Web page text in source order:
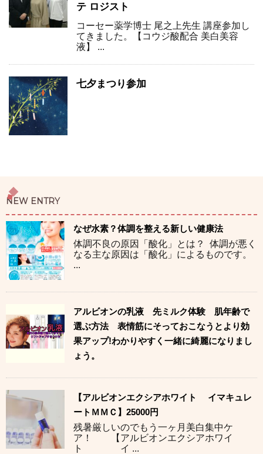
テ ロジスト
コーセー薬学博士 尾之上先生 講座参加し
てきました。【コウジ酸配合 美白美容
液】 ...
七夕まつり参加
NEW ENTRY
なぜ水素？体調を整える新しい健康法
体調不良の原因「酸化」とは？ 体調が悪く
なる主な原因は「酸化」によるものです。
...
アルビオンの乳液 先ミルク体験 肌年齢で
選ぶ方法 表情筋にそっておこなうとより効
果アップ!わかりやすく一緒に綺麗になりまし
ょう。
【アルビオンエクシアホワイト イマキュレ
ートＭＭＣ】25000円
残暑厳しいのでもう一ヶ月美白集中ケ
ア！ 【アルビオンエクシアホワイ
ト イ ...